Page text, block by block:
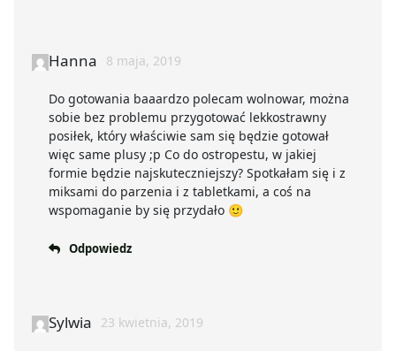
Hanna 8 maja, 2019
Do gotowania baaardzo polecam wolnowar, można
sobie bez problemu przygotować lekkostrawny
posiłek, który właściwie sam się będzie gotował
więc same plusy ;p Co do ostropestu, w jakiej
formie będzie najskuteczniejszy? Spotkałam się i z
miksami do parzenia i z tabletkami, a coś na
wspomaganie by się przydało 🙂
Odpowiedz
Sylwia 23 kwietnia, 2019